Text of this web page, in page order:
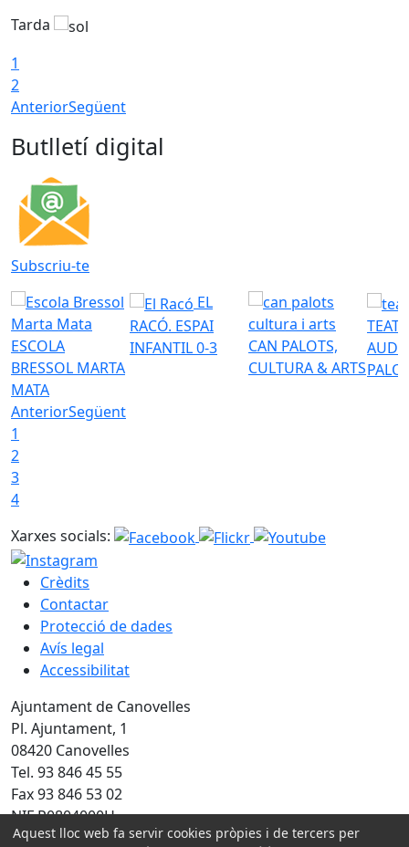
Tarda
1
2
AnteriorSegüent
Butlletí digital
Subscriu-te
ESCOLA
BRESSOL MARTA
MATA
EL
RACÓ. ESPAI
INFANTIL 0-3
CAN PALOTS,
CULTURA & ARTS
AnteriorSegüent
1
2
3
4
Xarxes socials:
Crèdits
Contactar
Protecció de dades
Avís legal
Accessibilitat
Ajuntament de Canovelles
Pl. Ajuntament, 1
08420 Canovelles
Tel. 93 846 45 55
Fax 93 846 53 02
NIF P0804000H
Aquest lloc web fa servir cookies pròpies i de tercers per